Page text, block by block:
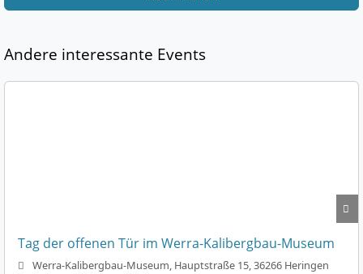
Andere interessante Events
Tag der offenen Tür im Werra-Kalibergbau-Museum
Werra-Kalibergbau-Museum, Hauptstraße 15, 36266 Heringen